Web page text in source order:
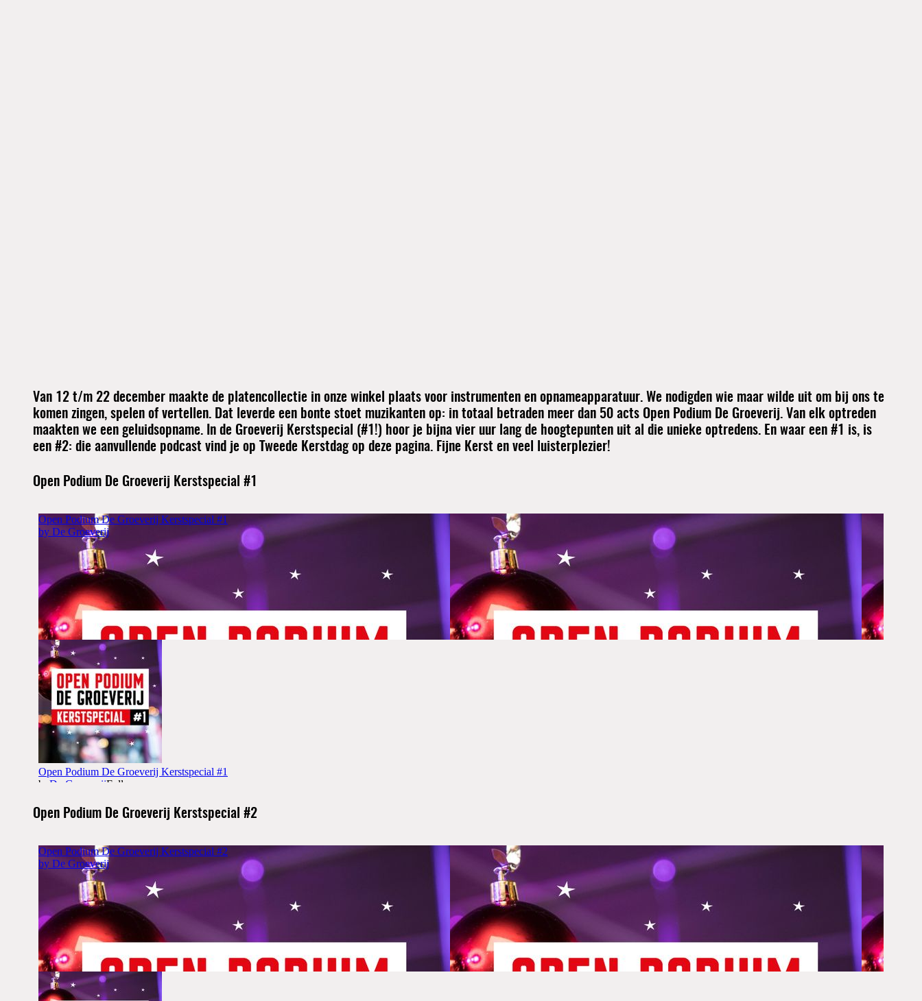
Van 12 t/m 22 december maakte de platencollectie in onze winkel plaats voor instrumenten en opnameapparatuur. We nodigden wie maar wilde uit om bij ons te
komen zingen, spelen of vertellen. Dat leverde een bonte stoet muzikanten op: in totaal betraden meer dan 50 acts Open Podium De Groeverij. Van elk optreden
maakten we een geluidsopname. In de Groeverij Kerstspecial (#1!) hoor je bijna vier uur lang de hoogtepunten uit al die unieke optredens. En waar een #1 is, is
een #2: die aanvullende podcast vind je op Tweede Kerstdag op deze pagina. Fijne Kerst en veel luisterplezier!
Open Podium De Groeverij Kerstspecial #1
Open Podium De Groeverij Kerstspecial #2